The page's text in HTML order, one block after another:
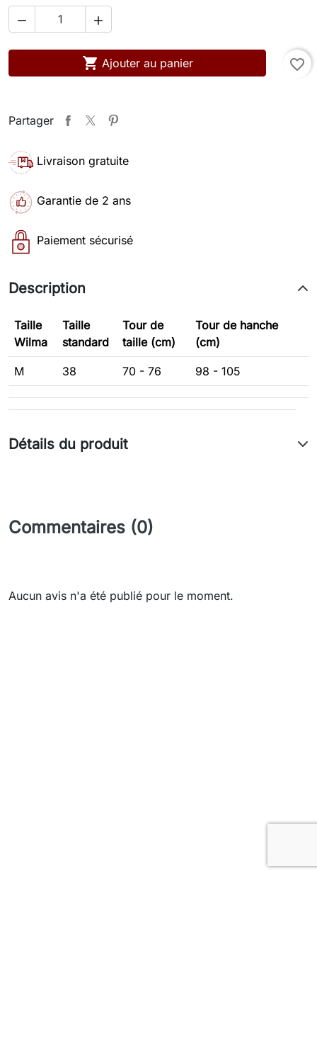
 
 Ajouter au panier favorite_border
Partager
Livraison gratuite
Garantie de 2 ans
Paiement sécurisé
Description
Taille
Wilma
Taille
standard
Tour de
taille (cm)
Tour de hanche
(cm)
M 38 70 - 76 98 - 105
Détails du produit
Commentaires (0)
Aucun avis n'a été publié pour le moment.